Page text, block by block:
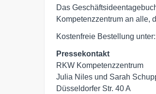
Das
Kompetenzzentrum an alle,
Kostenfreie Bestellung unter:
Pressekontakt
RKW Kompetenzzentrum
Julia Niles und Sarah
Düsseldorfer Str. 40 A